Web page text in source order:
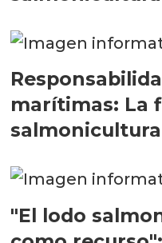
marítimas: La
"El lodo